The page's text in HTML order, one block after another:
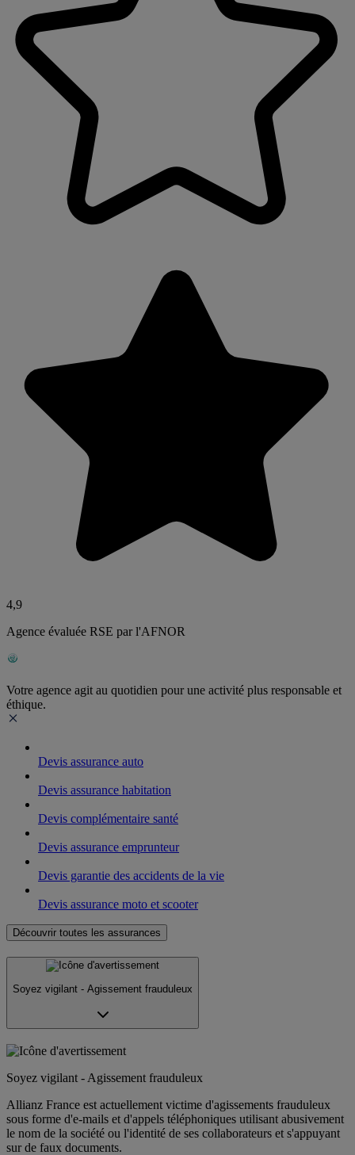
4,9
Agence évaluée RSE par l'AFNOR
Votre agence agit au quotidien pour une activité plus responsable et
éthique.
Devis assurance auto
Devis assurance habitation
Devis complémentaire santé
Devis assurance emprunteur
Devis garantie des accidents de la vie
Devis assurance moto et scooter
Découvrir toutes les assurances
Soyez vigilant - Agissement frauduleux
Soyez vigilant - Agissement frauduleux
Allianz France est actuellement victime d'agissements frauduleux
sous forme d'e-mails et d'appels téléphoniques utilisant abusivement
le nom de la société ou l'identité de ses collaborateurs et s'appuyant
sur de faux documents.